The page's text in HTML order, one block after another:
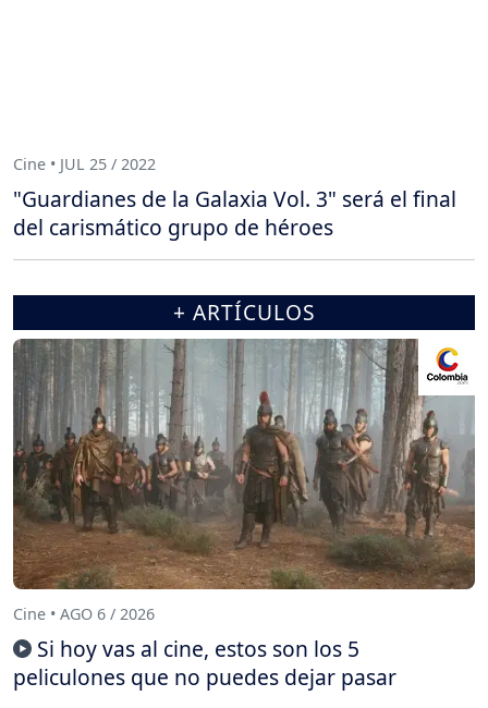
Cine • JUL 25 / 2022
"Guardianes de la Galaxia Vol. 3" será el final
del carismático grupo de héroes
+ ARTÍCULOS
Cine • AGO 6 / 2026
Si hoy vas al cine, estos son los 5
peliculones que no puedes dejar pasar